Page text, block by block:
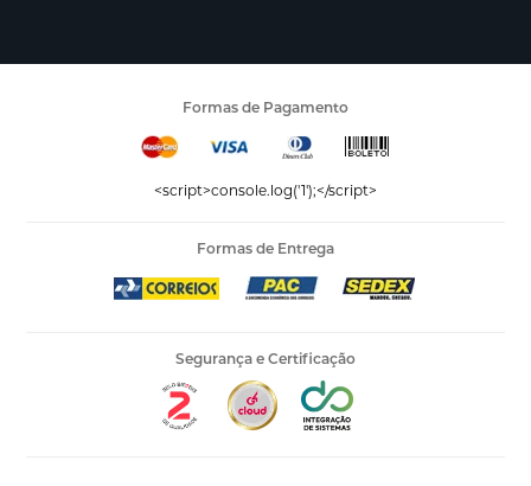
Formas de Pagamento
<script>console.log('1');</script>
Formas de Entrega
Segurança e Certificação